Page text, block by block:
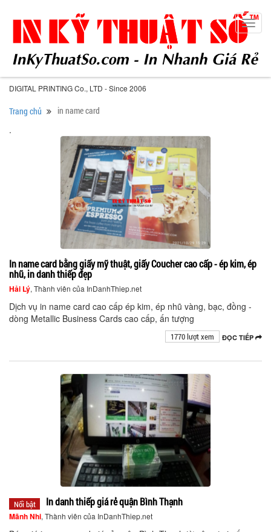
DIGITAL PRINTING Co., LTD - Since 2006
Trang chủ in name card
.
In name card bằng giấy mỹ thuật, giấy Coucher cao cấp - ép kim, ép
nhũ, in danh thiếp đẹp
Hải Lý, Thành viên của InDanhThiep.net
Dịch vụ in name card cao cấp ép kim, ép nhũ vàng, bạc, đồng -
dòng Metallic Business Cards cao cấp, ấn tượng
ĐỌC TIẾP
1770 lượt xem
Nổi bật In danh thiếp giá rẻ quận Bình Thạnh
Mãnh Nhi, Thành viên của InDanhThiep.net